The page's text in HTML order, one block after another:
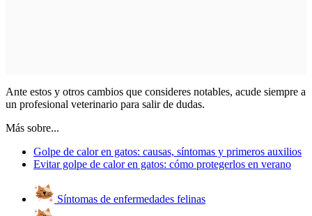
Ante estos y otros cambios que consideres notables, acude siempre a
un profesional veterinario para salir de dudas.
Más sobre...
Golpe de calor en gatos: causas, síntomas y primeros auxilios
Evitar golpe de calor en gatos: cómo protegerlos en verano
Síntomas de enfermedades felinas